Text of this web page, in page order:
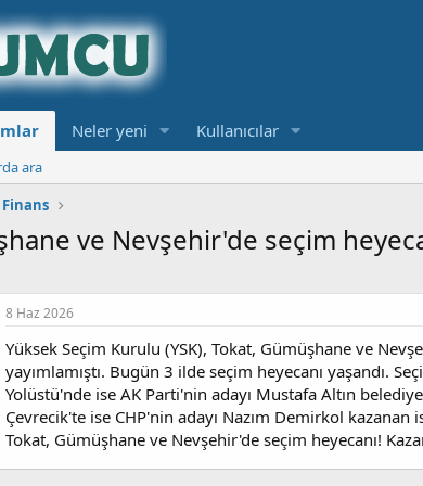
Neler yeni Kullanıcılar
ara
Finans
ve Nevşehir'de seçim
8 Haz 2026
Yüksek Seçim Kurulu (YSK), Tokat, Gümüşhane ve
yayımlamıştı. Bugün 3 ilde seçim heyecanı yaşandı.
Yolüstü'nde ise AK Parti'nin adayı Mustafa Altın
Çevrecik'te ise CHP'nin adayı Nazım Demirkol kazanan
Tokat, Gümüşhane ve Nevşehir'de seçim heyecanı!